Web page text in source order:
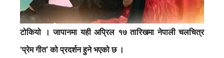
टोकियो । जापानमा यही अप्रिल १७ तारिखमा नेपाली चलचित्र
‘प्रेम गीत’ को प्रदर्शन हुने भएको छ ।